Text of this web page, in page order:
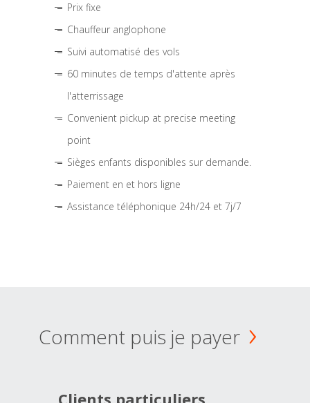
Prix fixe
Chauffeur anglophone
Suivi automatisé des vols
60 minutes de temps d'attente après
l'atterrissage
Convenient pickup at precise meeting
point
Sièges enfants disponibles sur demande.
Paiement en et hors ligne
Assistance téléphonique 24h/24 et 7j/7
Comment puis je payer